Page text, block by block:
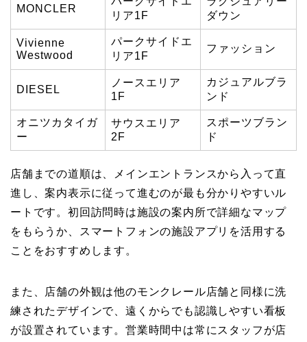
MONCLER
リア1F
ダウン
Vivienne
Westwood
パークサイドエ
リア1F
ファッション
DIESEL
ノースエリア
1F
カジュアルブラ
ンド
オニツカタイガ
ー
サウスエリア
2F
スポーツブラン
ド
店舗までの道順は、メインエントランスから入って直
進し、案内表示に従って進むのが最も分かりやすいル
ートです。初回訪問時は施設の案内所で詳細なマップ
をもらうか、スマートフォンの施設アプリを活用する
ことをおすすめします。
また、店舗の外観は他のモンクレール店舗と同様に洗
練されたデザインで、遠くからでも認識しやすい看板
が設置されています。営業時間中は常にスタッフが店